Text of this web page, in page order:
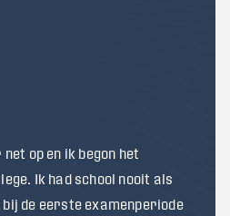
op en ik begon het
Ik had school nooit als
de eerste examenperiode